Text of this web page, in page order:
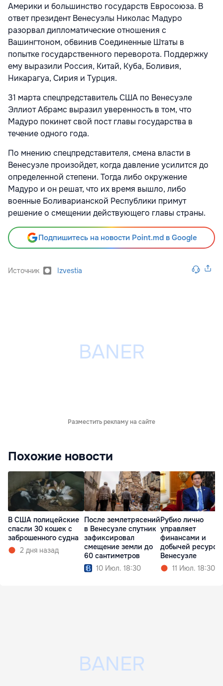
Америки и большинство государств Евросоюза. В
ответ президент Венесуэлы Николас Мадуро
разорвал дипломатические отношения с
Вашингтоном, обвинив Соединенные Штаты в
попытке государственного переворота. Поддержку
ему выразили Россия, Китай, Куба, Боливия,
Никарагуа, Сирия и Турция.
31 марта спецпредставитель США по Венесуэле
Эллиот Абрамс выразил уверенность в том, что
Мадуро покинет свой пост главы государства в
течение одного года.
По мнению спецпредставителя, смена власти в
Венесуэле произойдет, когда давление усилится до
определенной степени. Тогда либо окружение
Мадуро и он решат, что их время вышло, либо
военные Боливарианской Республики примут
решение о смещении действующего главы страны.
Подпишитесь на новости Point.md в Google
Источник Izvestia
Разместить рекламу на сайте
Похожие новости
В США полицейские
спасли 30 кошек с
заброшенного судна
2 дня назад
После землетрясений
в Венесуэле спутник
зафиксировал
смещение земли до
60 сантиметров
10 Июл. 18:30
Рубио лично
управляет
финансами и
добычей
Венесуэле
11 Июл. 18:30